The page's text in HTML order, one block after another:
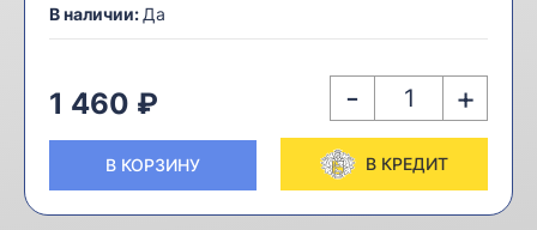
В наличии: Да
1 460 ₽ - +
В КОРЗИНУ В КРЕДИТ